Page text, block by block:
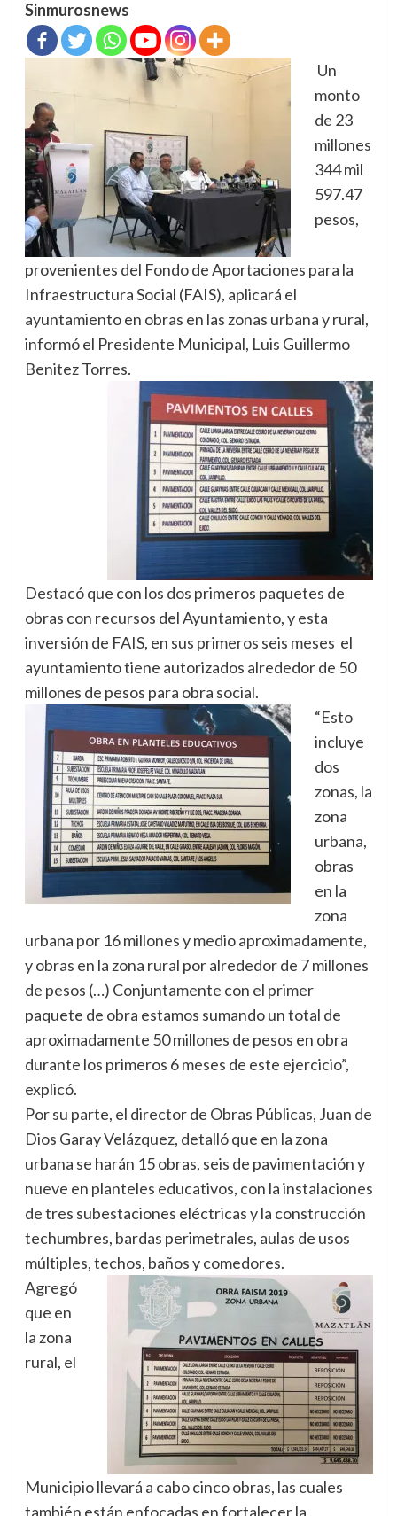
Sinmurosnews
Un
monto
de 23
millones
344 mil
597.47
pesos,
provenientes del Fondo de Aportaciones para la
Infraestructura Social (FAIS), aplicará el
ayuntamiento en obras en las zonas urbana y rural,
informó el Presidente Municipal, Luis Guillermo
Benitez Torres.
Destacó que con los dos primeros paquetes de
obras con recursos del Ayuntamiento, y esta
inversión de FAIS, en sus primeros seis meses el
ayuntamiento tiene autorizados alrededor de 50
millones de pesos para obra social.
“Esto
incluye
dos
zonas, la
zona
urbana,
obras
en la
zona
urbana por 16 millones y medio aproximadamente,
y obras en la zona rural por alrededor de 7 millones
de pesos (…) Conjuntamente con el primer
paquete de obra estamos sumando un total de
aproximadamente 50 millones de pesos en obra
durante los primeros 6 meses de este ejercicio”,
explicó.
Por su parte, el director de Obras Públicas, Juan de
Dios Garay Velázquez, detalló que en la zona
urbana se harán 15 obras, seis de pavimentación y
nueve en planteles educativos, con la instalaciones
de tres subestaciones eléctricas y la construcción
techumbres, bardas perimetrales, aulas de usos
múltiples, techos, baños y comedores.
Agregó
que en
la zona
rural, el
Municipio llevará a cabo cinco obras, las cuales
también están enfocadas en fortalecer la